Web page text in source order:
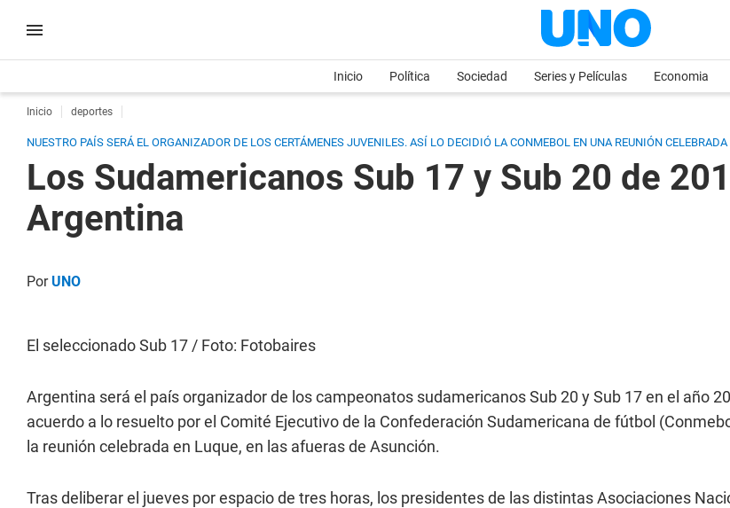
Inicio Política Sociedad Series y Películas Economia
Inicio deportes
NUESTRO PAÍS SERÁ EL ORGANIZADOR DE LOS CERTÁMENES JUVENILES. ASÍ LO DECIDIÓ LA CONMEBOL EN UNA REUNIÓN
Los Sudamericanos Sub 17 y Sub 20 de
Argentina
PorUNO
El seleccionado Sub 17 / Foto: Fotobaires
Argentina será el país organizador de los campeonatos sudamericanos Sub 20 y Sub 17 en el año
acuerdo a lo resuelto por el Comité Ejecutivo de la Confederación Sudamericana de fútbol
la reunión celebrada en Luque, en las afueras de Asunción.
Tras deliberar el jueves por espacio de tres horas, los presidentes de las distintas Asociaciones